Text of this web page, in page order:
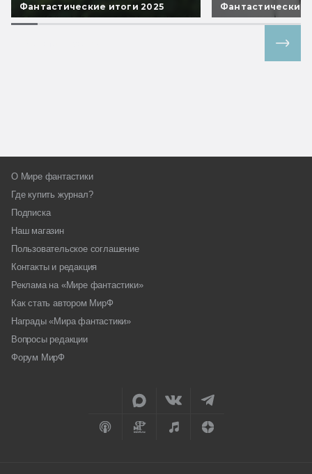
Фантастические итоги 2025 Фантастические
О Мире фантастики
Где купить журнал?
Подписка
Наш магазин
Пользовательское соглашение
Контакты и редакция
Реклама на «Мире фантастики»
Как стать автором МирФ
Награды «Мира фантастики»
Вопросы редакции
Форум МирФ